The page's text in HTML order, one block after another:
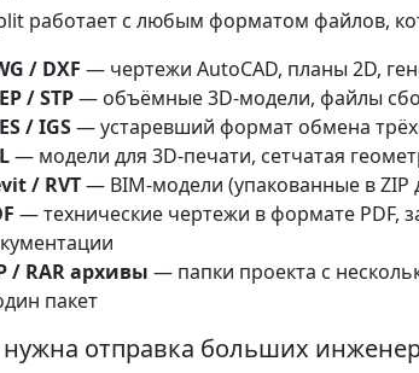
работает с любым форматом файлов,
/ DXF — чертежи AutoCAD, планы 2D,
/ STP— объёмные 3D-модели, файлы
/ IGS— устаревший формат обмена
— модели для 3D-печати, сетчатая
/ RVT— BIM-модели (упакованные в ZIP
— технические чертежи в формате PDF,
/ RAR архивы — папки проекта с
пакет
отправка больших